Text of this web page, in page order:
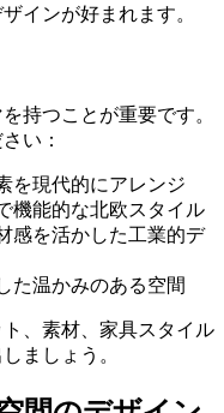
インが好まれます。
持つことが重要です。
い：
を現代的にアレンジ
機能的な北欧スタイル
感を活かした工業的デ
た温かみのある空間
、素材、家具スタイル
ましょう。